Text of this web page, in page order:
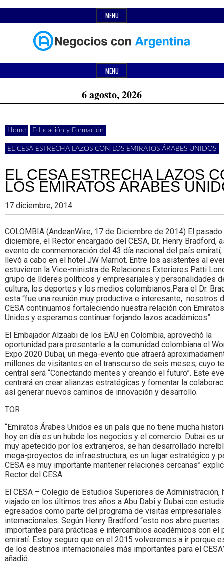
to
MENU
Negocios
con
Argentina
Últimas
noticias,
comunicados
actualidad
de
negocios
con
Argentina.
Header
MENU
6 agosto, 2026
Home Educación y Formación
EL CESA ESTRECHA LAZOS CON LOS EMIRATOS ÁRABES UNIDOS
EL CESA ESTRECHA LAZOS
LOS EMIRATOS ÁRABES
17 diciembre, 2014
COLOMBIA (AndeanWire, 17 de Diciembre de 2014) El
diciembre, el Rector encargado del CESA, Dr. Henry Bradford,
evento de conmemoración del 43 día nacional del país
llevó a cabo en el hotel JW Marriot. Entre los asistentes al
estuvieron la Vice-ministra de Relaciones Exteriores Patti
grupo de líderes políticos y empresariales y personalidades
cultura, los deportes y los medios colombianos.Para el Dr.
esta “fue una reunión muy productiva e interesante, nosotros
CESA continuamos fortaleciendo nuestra relación con
Unidos y esperamos continuar forjando lazos académicos”.
El Embajador Alzaabi de los EAU en Colombia, aprovechó la
oportunidad para presentarle a la comunidad colombiana el
Expo 2020 Dubai, un mega-evento que atraerá
millones de visitantes en el transcurso de seis meses, cuyo
central será “Conectando mentes y creando el futuro”. Este
centrará en crear alianzas estratégicas y fomentar la
así generar nuevos caminos de innovación y desarrollo.
TOR
“Emiratos Árabes Unidos es un país que no tiene mucha
hoy en día es un hubde los negocios y el comercio. Dubai es
muy apetecido por los extranjeros, se han desarrollado
mega-proyectos de infraestructura, es un lugar estratégico y
CESA es muy importante mantener relaciones cercanas”
Rector del CESA.
El CESA – Colegio de Estudios Superiores de Administración,
viajado en los últimos tres años a Abu Dabi y Dubai con
egresados como parte del programa de visitas empresariales
internacionales. Según Henry Bradford “esto nos abre puertas
importantes para prácticas e intercambios académicos con el
emiratí. Estoy seguro que en el 2015 volveremos a ir porque
de los destinos internacionales más importantes para el
añadió.